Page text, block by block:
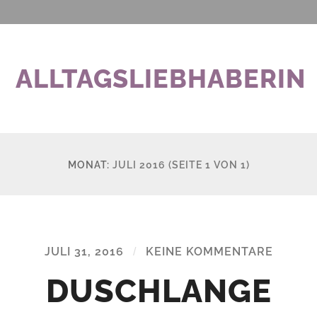
ALLTAGSLIEBHABERIN
MONAT: JULI 2016 (SEITE 1 VON 1)
JULI 31, 2016 / KEINE KOMMENTARE
DUSCHLANGE